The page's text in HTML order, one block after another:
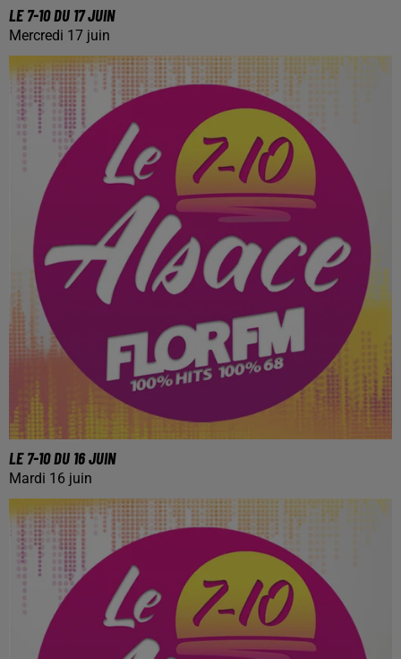
LE 7-10 DU 17 JUIN
Mercredi 17 juin
LE 7-10 DU 16 JUIN
Mardi 16 juin